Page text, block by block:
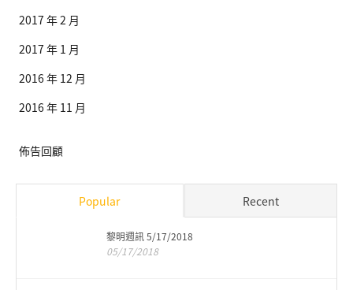
2017 年 2 月
2017 年 1 月
2016 年 12 月
2016 年 11 月
佈告回顧
Popular Recent
黎明週訊 5/17/2018
05/17/2018